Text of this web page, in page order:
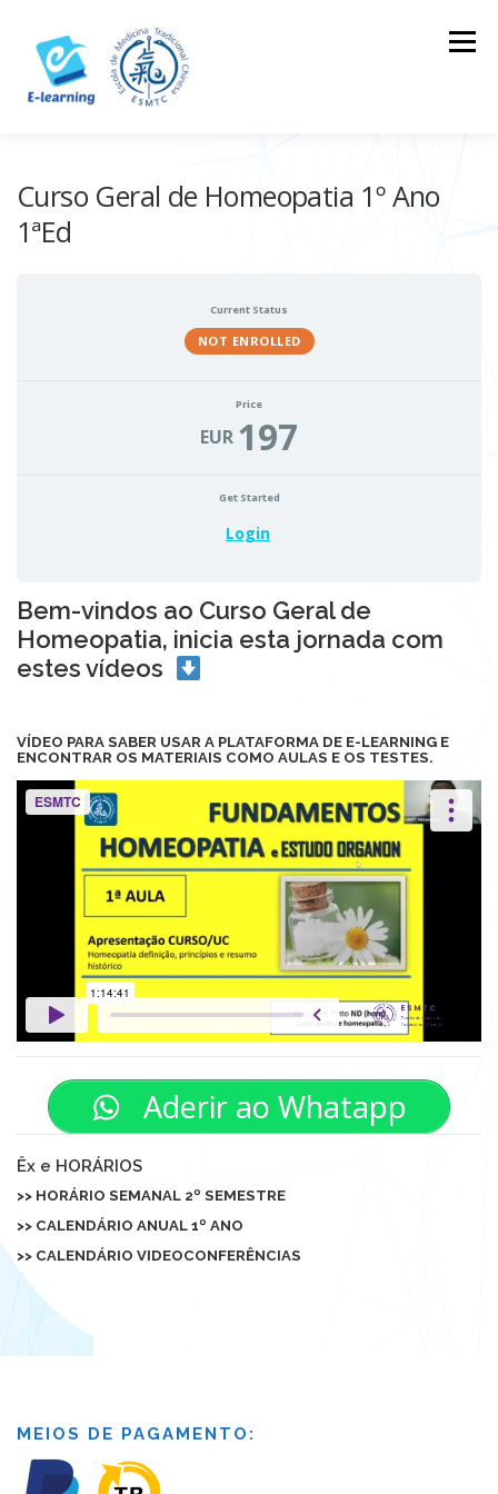
content
Menu
Curso Geral de Homeopatia 1º Ano
1ªEd
Current Status
NOT ENROLLED
Price
EUR 197
Get Started
Login
Bem-vindos ao Curso Geral de
Homeopatia, inicia esta jornada com
estes vídeos
VÍDEO PARA SABER USAR A PLATAFORMA DE E-LEARNING E
ENCONTRAR OS MATERIAIS COMO AULAS E OS TESTES.
Aderir ao Whatapp
Êx e HORÁRIOS
>> HORÁRIO SEMANAL 2º SEMESTRE
>> CALENDÁRIO ANUAL 1º ANO
>> CALENDÁRIO VIDEOCONFERÊNCIAS
MEIOS DE PAGAMENTO: